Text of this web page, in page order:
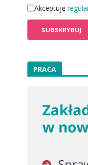
Akceptuję
PRACA